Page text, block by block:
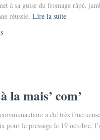
à sa guise du fromage râpé,
réussie, Lire la suite
la mais’ com’
a été très
pour le pressage le 19 octobre,